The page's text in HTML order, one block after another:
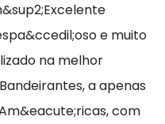
e muito
na melhor
a apenas
com